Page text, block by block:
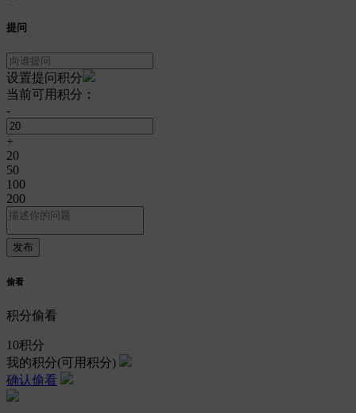
提问
设置提问积分
当前可用积分：
-
+
20
50
100
200
偷看
积分偷看
10积分
我的积分(可用积分)
确认偷看